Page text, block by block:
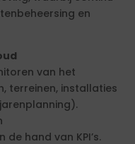
en
van het
terreinen, installaties
hand van KPI’s.